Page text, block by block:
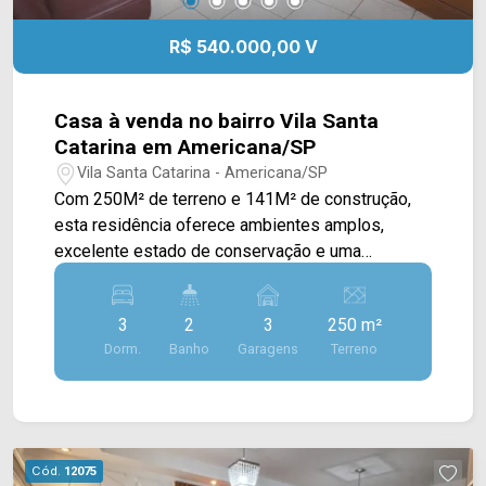
R$ 540.000,00 V
Casa à venda no bairro Vila Santa
Catarina em Americana/SP
Vila Santa Catarina - Americana/SP
Com 250M² de terreno e 141M² de construção,
esta residência oferece ambientes amplos,
excelente estado de conservação e uma
localização estratégica, sendo uma ótima opção
tanto para moradia quanto para quem busca um
imóvel com potencial para uso residencial ou
comercial. A área social proporciona ambientes
confortáveis para a rotina da família. O imóvel
possibilidades de aproveitamento, seja para
3
Dorm.
2
Banho
3
Garagens
250 m²
Terreno
Cód. 12075